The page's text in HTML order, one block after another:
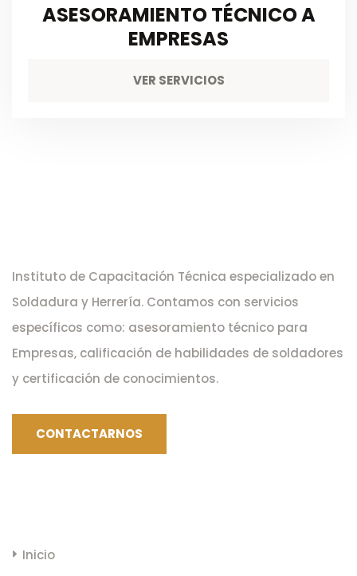
ASESORAMIENTO TÉCNICO A
EMPRESAS
VER SERVICIOS
Instituto de Capacitación Técnica especializado en
Soldadura y Herrería. Contamos con servicios
específicos como: asesoramiento técnico para
Empresas, calificación de habilidades de soldadores
y certificación de conocimientos.
CONTACTARNOS
Inicio